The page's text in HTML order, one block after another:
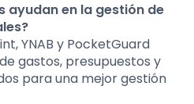
ayudan en la gestión de
YNAB y PocketGuard
gastos, presupuestos y
para una mejor gestión